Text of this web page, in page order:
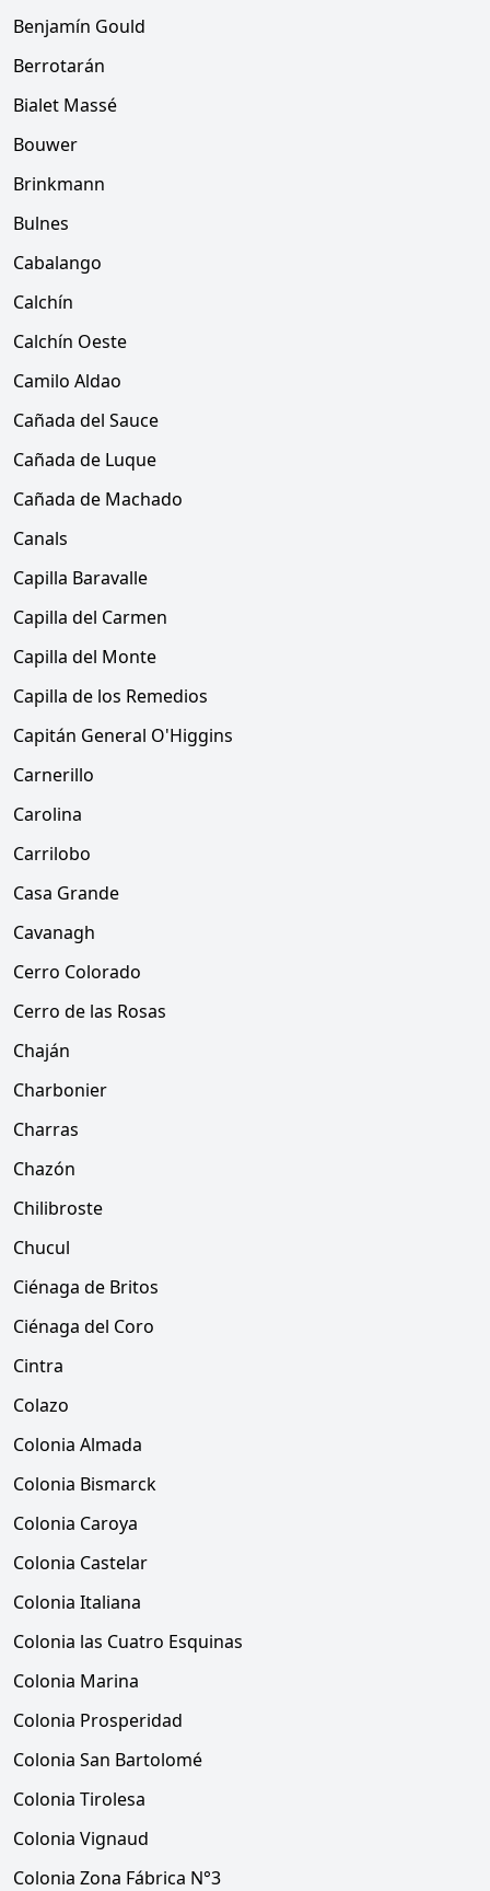
Benjamín Gould
Berrotarán
Bialet Massé
Bouwer
Brinkmann
Bulnes
Cabalango
Calchín
Calchín Oeste
Camilo Aldao
Cañada del Sauce
Cañada de Luque
Cañada de Machado
Canals
Capilla Baravalle
Capilla del Carmen
Capilla del Monte
Capilla de los Remedios
Capitán General O'Higgins
Carnerillo
Carolina
Carrilobo
Casa Grande
Cavanagh
Cerro Colorado
Cerro de las Rosas
Chaján
Charbonier
Charras
Chazón
Chilibroste
Chucul
Ciénaga de Britos
Ciénaga del Coro
Cintra
Colazo
Colonia Almada
Colonia Bismarck
Colonia Caroya
Colonia Castelar
Colonia Italiana
Colonia las Cuatro Esquinas
Colonia Marina
Colonia Prosperidad
Colonia San Bartolomé
Colonia Tirolesa
Colonia Vignaud
Colonia Zona Fábrica N°3